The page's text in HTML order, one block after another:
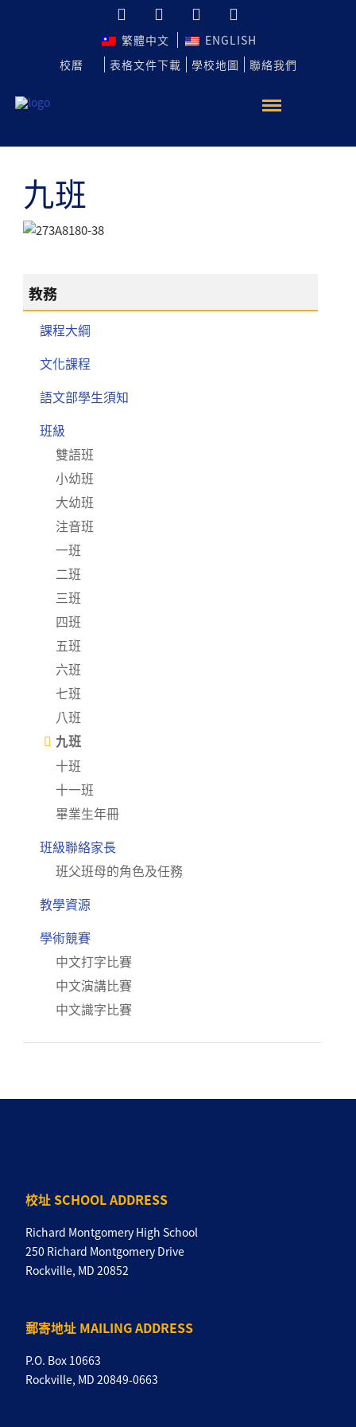
繁體中文
ENGLISH
校曆
表格文件下載 學校地圖 聯絡我們
教務
課程大綱
文化課程
語文部學生須知
班級
雙語班
小幼班
大幼班
注音班
一班
二班
三班
四班
五班
六班
七班
八班
九班
十班
十一班
畢業生年冊
班級聯絡家長
班父班母的角色及任務
教學資源
學術競賽
中文打字比賽
中文演講比賽
中文識字比賽
九班
校址 SCHOOL ADDRESS
Richard Montgomery High School
250 Richard Montgomery Drive
Rockville, MD 20852
郵寄地址 MAILING ADDRESS
P.O. Box 10663
Rockville, MD 20849-0663